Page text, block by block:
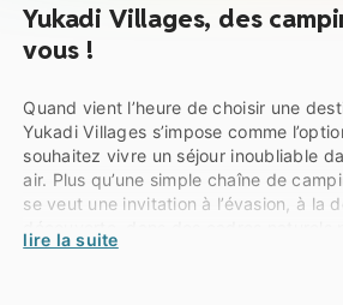
Yukadi Villages, des
vous !
Quand vient l’heure de choisir une
Yukadi Villages s’impose comme
souhaitez vivre un séjour inoubliable
air. Plus qu’une simple chaîne de
se veut une invitation à l’évasion, à la
enchanteurs. Conçus pour répondre à
lire la suite